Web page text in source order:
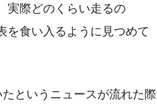
実際どのくらい走るの
を食い入るように見つめて
というニュースが流れた際